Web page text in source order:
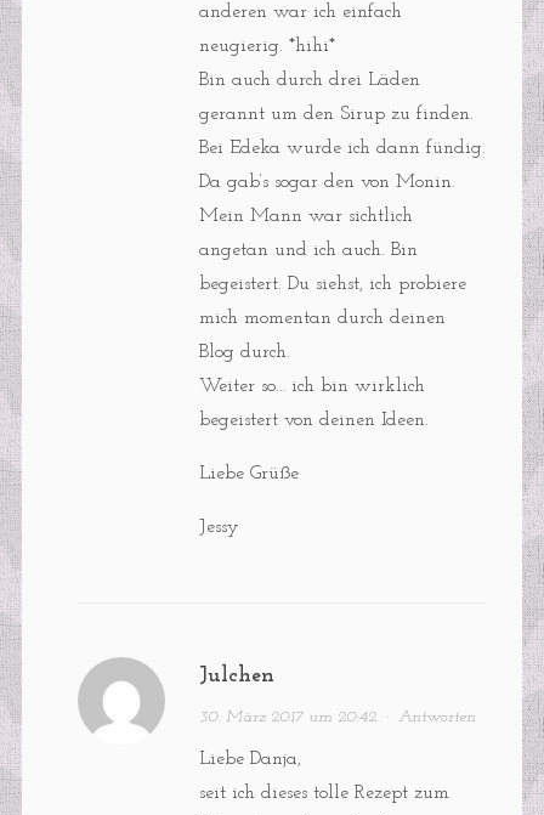
anderen war ich einfach
neugierig. *hihi*
Bin auch durch drei Läden
gerannt um den Sirup zu finden.
Bei Edeka wurde ich dann fündig.
Da gab’s sogar den von Monin.
Mein Mann war sichtlich
angetan und ich auch. Bin
begeistert. Du siehst, ich probiere
mich momentan durch deinen
Blog durch.
Weiter so… ich bin wirklich
begeistert von deinen Ideen.
Liebe Grüße
Jessy
Julchen
30. März 2017 um 20:42· Antworten
Liebe Danja,
seit ich dieses tolle Rezept zum